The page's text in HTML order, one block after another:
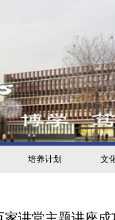
培养计划 文